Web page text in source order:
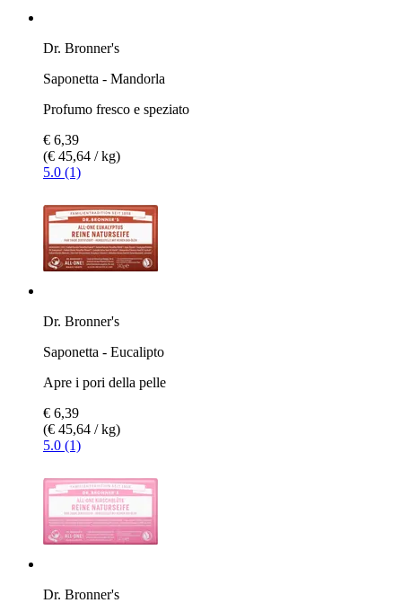
Dr. Bronner's
Saponetta - Mandorla
Profumo fresco e speziato
€ 6,39
(€ 45,64 / kg)
5.0 (1)
Dr. Bronner's
Saponetta - Eucalipto
Apre i pori della pelle
€ 6,39
(€ 45,64 / kg)
5.0 (1)
Dr. Bronner's